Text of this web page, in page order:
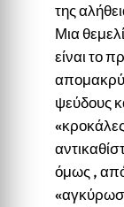
της
Μια
είναι το
ψεύδους
όμως , από